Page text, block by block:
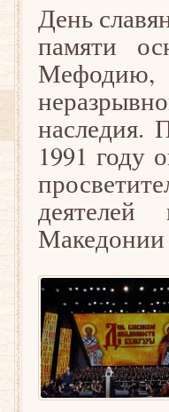
День
памяти
Мефодию,
наследия.
1991 году
Македонии